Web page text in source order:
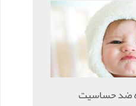
ضد حساسیت